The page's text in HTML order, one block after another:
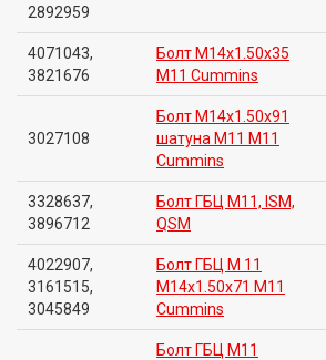
2892959
4071043,
3821676
Болт M14x1.50x35
M11 Cummins
3027108
Болт M14x1.50x91
шатуна M11 M11
Cummins
3328637,
3896712
Болт ГБЦ M11, ISM,
QSM
4022907,
3161515,
3045849
Болт ГБЦ M 11
M14x1.50x71 M11
Cummins
Болт ГБЦ M11